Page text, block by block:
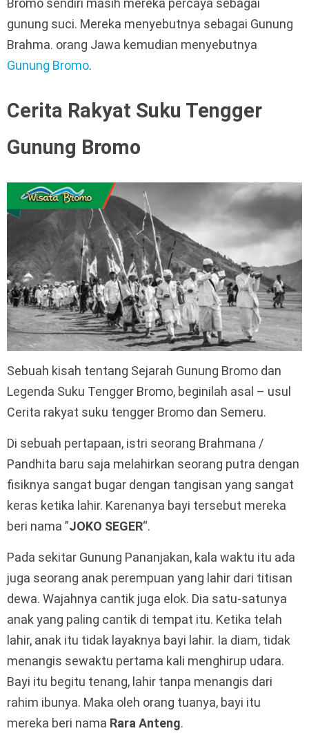
Bromo sendiri masih mereka percaya sebagai
gunung suci. Mereka menyebutnya sebagai Gunung
Brahma. orang Jawa kemudian menyebutnya
Gunung Bromo.
Cerita Rakyat Suku Tengger
Gunung Bromo
Sebuah kisah tentang Sejarah Gunung Bromo dan
Legenda Suku Tengger Bromo, beginilah asal – usul
Cerita rakyat suku tengger Bromo dan Semeru.
Di sebuah pertapaan, istri seorang Brahmana /
Pandhita baru saja melahirkan seorang putra dengan
fisiknya sangat bugar dengan tangisan yang sangat
keras ketika lahir. Karenanya bayi tersebut mereka
beri nama ”JOKO SEGER“.
Pada sekitar Gunung Pananjakan, kala waktu itu ada
juga seorang anak perempuan yang lahir dari titisan
dewa. Wajahnya cantik juga elok. Dia satu-satunya
anak yang paling cantik di tempat itu. Ketika telah
lahir, anak itu tidak layaknya bayi lahir. Ia diam, tidak
menangis sewaktu pertama kali menghirup udara.
Bayi itu begitu tenang, lahir tanpa menangis dari
rahim ibunya. Maka oleh orang tuanya, bayi itu
mereka beri nama Rara Anteng.